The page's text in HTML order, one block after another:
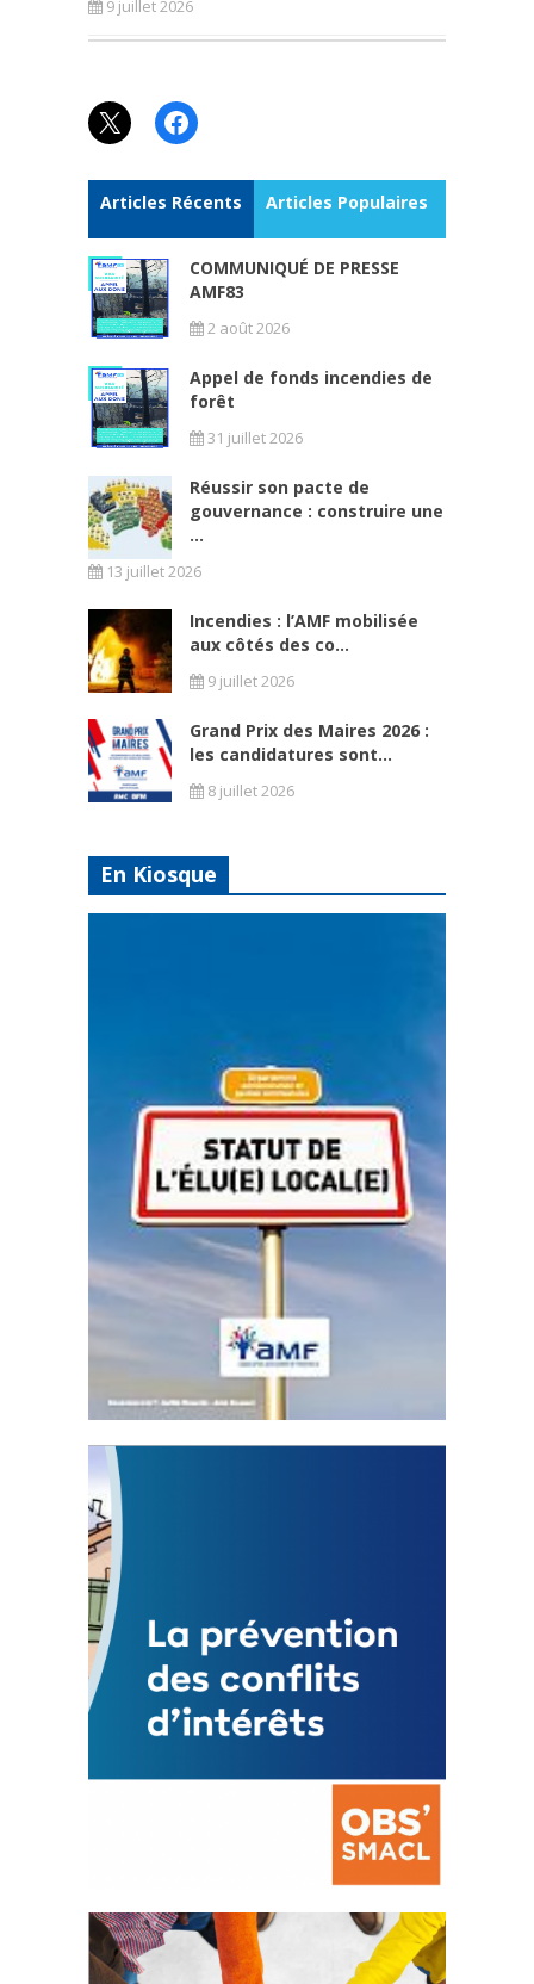
9 juillet 2026
X Facebook
Articles Récents Articles Populaires
COMMUNIQUÉ DE PRESSE
AMF83
2 août 2026
Appel de fonds incendies de
forêt
31 juillet 2026
Réussir son pacte de
gouvernance : construire une
...
13 juillet 2026
Incendies : l’AMF mobilisée
aux côtés des co...
9 juillet 2026
Grand Prix des Maires 2026 :
les candidatures sont...
8 juillet 2026
En Kiosque
Statut de l’élu local
3 avril 2024
Mise à jour avril 2024
FEUILLETER
La prévention des conflits
d’intérêts
18 septembre 2023